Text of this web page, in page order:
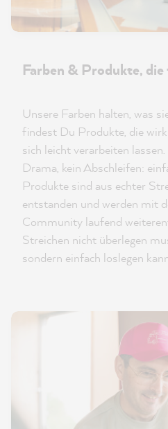
Farben & Produkte,
Unsere Farben halten, was
findest Du Produkte, die
sich leicht verarbeiten
Drama, kein Abschleifen:
Produkte sind aus echter
entstanden und werden mit
Community laufend
Streichen nicht überlegen
sondern einfach loslegen